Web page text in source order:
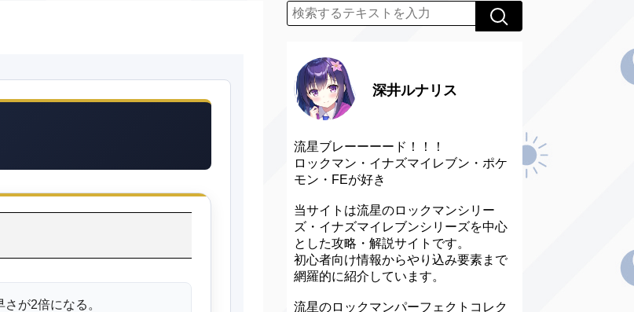
が2倍になる。
深井ルナリス
流星ブレーーーード！！！
ロックマン・イナズマイレブン・ポケ
モン・FEが好き
当サイトは流星のロックマンシリー
ズ・イナズマイレブンシリーズを中心
とした攻略・解説サイトです。
初心者向け情報からやり込み要素まで
網羅的に紹介しています。
流星のロックマンパーフェクトコレク